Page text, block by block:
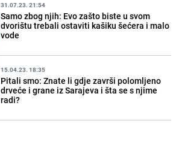
31.07.23. 21:54
Samo zbog njih: Evo zašto biste u svom
dvorištu trebali ostaviti kašiku šećera i malo
vode
15.04.23. 18:35
Pitali smo: Znate li gdje završi polomljeno
drveće i grane iz Sarajeva i šta se s njime
radi?